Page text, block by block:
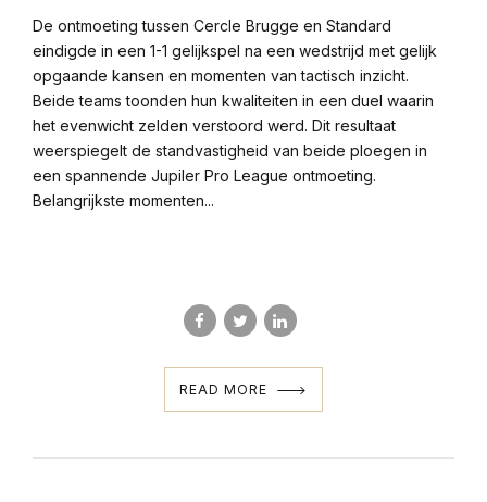
De ontmoeting tussen Cercle Brugge en Standard
eindigde in een 1-1 gelijkspel na een wedstrijd met gelijk
opgaande kansen en momenten van tactisch inzicht.
Beide teams toonden hun kwaliteiten in een duel waarin
het evenwicht zelden verstoord werd. Dit resultaat
weerspiegelt de standvastigheid van beide ploegen in
een spannende Jupiler Pro League ontmoeting.
Belangrijkste momenten...
READ MORE